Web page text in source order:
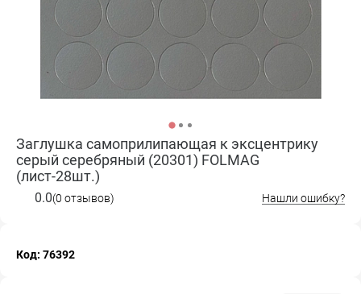
Заглушка самоприлипающая к эксцентрику
серый серебряный (20301) FOLMAG
(лист-28шт.)
0.0(0 отзывов) Нашли ошибку?
Код: 76392